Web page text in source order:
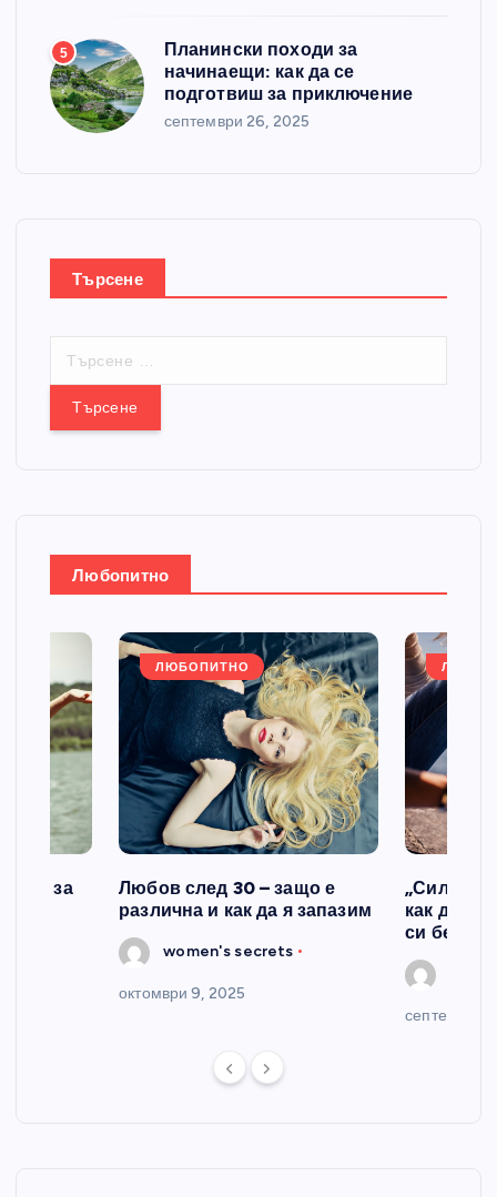
5
Планински походи за
начинаещи: как да се
подготвиш за приключение
септември 26, 2025
Търсене
а
Любопитно
за
ЛЮБОПИТНО
Любов след 30 – защо е
различна и как да я запазим
women's secrets
октомври 9, 2025
„Силата
как да се
си без
септември